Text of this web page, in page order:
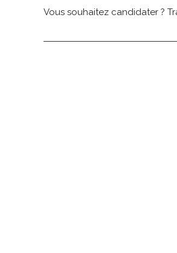
Vous souhaitez candidater ?